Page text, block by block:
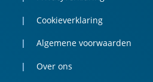
Cookieverklaring
Algemene voorwaarden
Over ons